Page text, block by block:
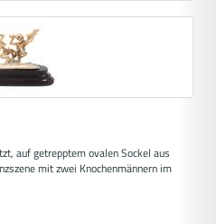
auf getrepptem ovalen Sockel aus
mit zwei Knochenmännern im